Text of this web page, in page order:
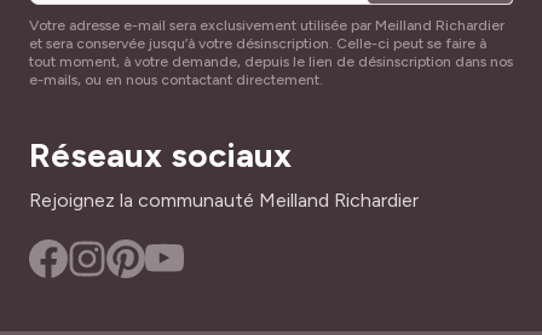
Votre adresse e-mail sera exclusivement utilisée par Meilland Richardier
et sera conservée jusqu’à votre désinscription. Celle-ci peut se faire à
tout moment, à votre demande, depuis le lien de désinscription dans nos
e-mails, ou en nous contactant directement.
Réseaux sociaux
Rejoignez la communauté Meilland Richardier